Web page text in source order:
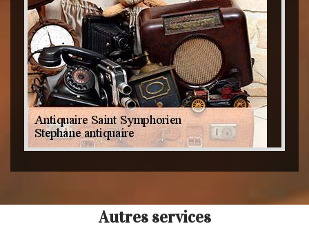
Autres services